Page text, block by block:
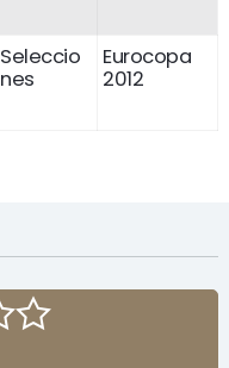
Seleccio
nes
Eurocopa
2012